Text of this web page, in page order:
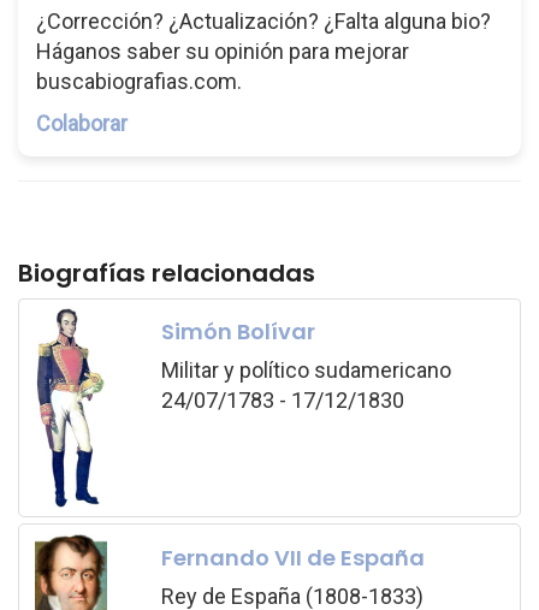
¿Corrección? ¿Actualización? ¿Falta alguna bio?
Háganos saber su opinión para mejorar
buscabiografias.com.
Colaborar
Biografías relacionadas
Simón Bolívar
Militar y político sudamericano
24/07/1783 - 17/12/1830
Fernando VII de España
Rey de España (1808-1833)